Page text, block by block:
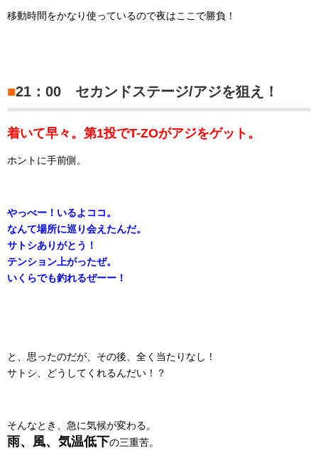
移動時間をかなり使っているので夜はここで勝負！
■21：00 セカンドステージ/アジを狙え！
着いて早々。第1投でT-ZOがアジをゲット。
ホントに手前側。
やっべー！いるよココ。
なんて場所に巡り会えたんだ。
サトシありがとう！
テンション上がったぜ。
いくらでも釣れるぜーー！
と、思ったのだが、その後、全く当たりなし！
サトシ、どうしてくれるんだい！？
そんなとき、急に気候が変わる。
雨、風、気温低下の三重苦。